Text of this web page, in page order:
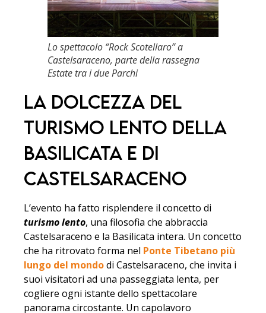
Lo spettacolo “Rock Scotellaro” a
Castelsaraceno, parte della rassegna
Estate tra i due Parchi
La Dolcezza del
Turismo Lento della
Basilicata e di
Castelsaraceno
L’evento ha fatto risplendere il concetto di
turismo lento, una filosofia che abbraccia
Castelsaraceno e la Basilicata intera. Un concetto
che ha ritrovato forma nel Ponte Tibetano più
lungo del mondodi Castelsaraceno, che invita i
suoi visitatori ad una passeggiata lenta, per
cogliere ogni istante dello spettacolare
panorama circostante. Un capolavoro